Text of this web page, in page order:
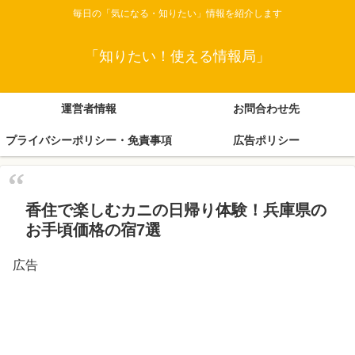
毎日の「気になる・知りたい」情報を紹介します
「知りたい！使える情報局」
運営者情報 お問合わせ先
プライバシーポリシー・免責事項 広告ポリシー
香住で楽しむカニの日帰り体験！兵庫県の
お手頃価格の宿7選
広告